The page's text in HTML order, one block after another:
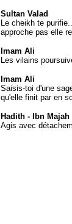
Sultan Valad
Le cheikh te
approche pas elle
Imam Ali
Les vilains
Imam Ali
Saisis-toi d'une
qu'elle finit par en
Hadith - Ibn Majah
Agis avec